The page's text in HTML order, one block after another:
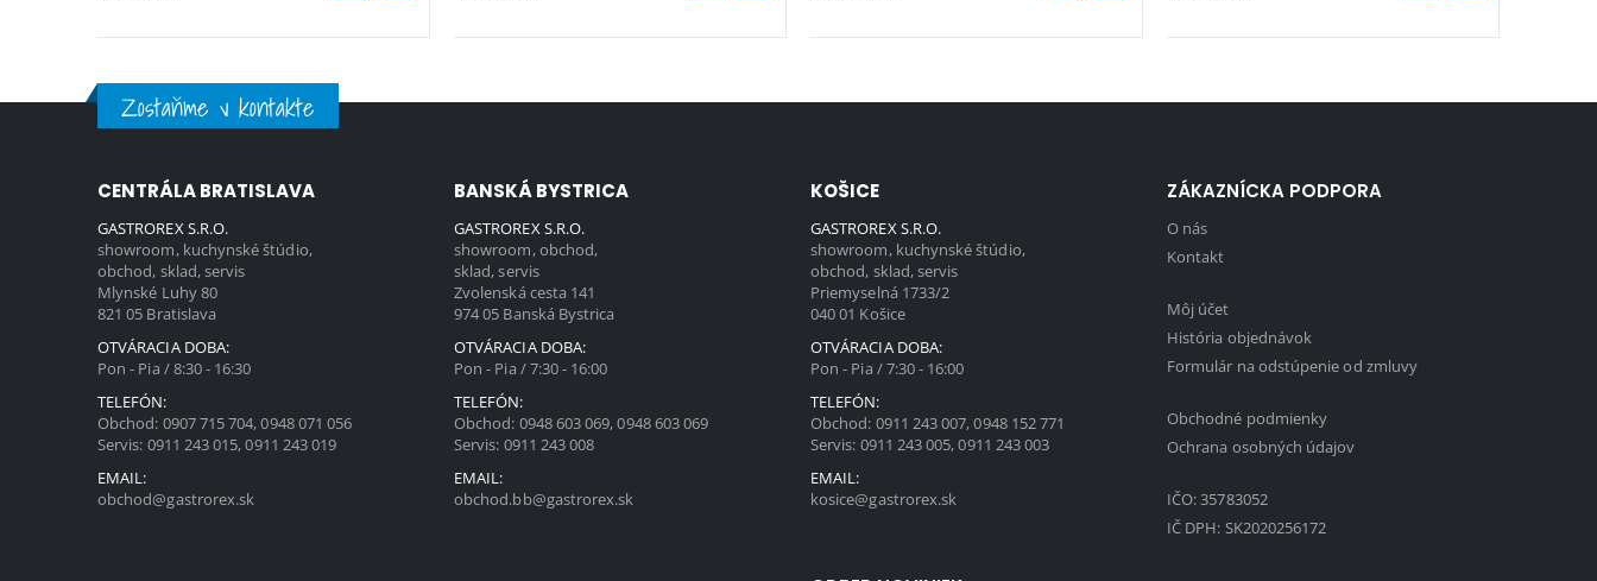
Zostaňme v kontakte
CENTRÁLA BRATISLAVA
GASTROREX S.R.O.
showroom, kuchynské štúdio,
obchod, sklad, servis
Mlynské Luhy 80
821 05 Bratislava
OTVÁRACIA DOBA:
Pon - Pia / 8:30 - 16:30
TELEFÓN:
Obchod: 0907 715 704,0948 071 056
Servis: 0911 243 015,0911 243 019
EMAIL:
obchod@gastrorex.sk
BANSKÁ BYSTRICA
GASTROREX S.R.O.
showroom, obchod,
sklad, servis
Zvolenská cesta 141
974 05 Banská Bystrica
OTVÁRACIA DOBA:
Pon - Pia / 7:30 - 16:00
TELEFÓN:
Obchod: 0948 603 069,0948 603 069
Servis: 0911 243 008
EMAIL:
obchod.bb@gastrorex.sk
KOŠICE
GASTROREX S.R.O.
showroom, kuchynské štúdio,
obchod, sklad, servis
Priemyselná 1733/2
040 01 Košice
OTVÁRACIA DOBA:
Pon - Pia / 7:30 - 16:00
TELEFÓN:
Obchod: 0911 243 007,0948 152 771
Servis: 0911 243 005,0911 243 003
EMAIL:
kosice@gastrorex.sk
ZÁKAZNÍCKA PODPORA
O nás
Kontakt
Môj účet
História objednávok
Formulár na odstúpenie od zmluvy
Obchodné podmienky
Ochrana osobných údajov
IČO: 35783052
IČ DPH: SK2020256172